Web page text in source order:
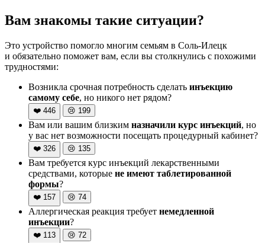
Вам знакомы такие ситуации?
Это устройство помогло многим семьям в Соль-Илецк
и обязательно поможет вам, если вы столкнулись с похожими
трудностями:
Возникла срочная потребность сделать инъекцию
самому себе, но никого нет рядом?
❤️ 446 😢 199
Вам или вашим близким назначили курс инъекций, но
у вас нет возможности посещать процедурный кабинет?
❤️ 326 😢 135
Вам требуется курс инъекций лекарственными
средствами, которые не имеют таблетированной
формы?
❤️ 157 😢 74
Аллергическая реакция требует немедленной
инъекции?
❤️ 113 😢 72